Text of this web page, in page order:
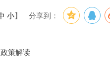
小】 分享到：
策解读